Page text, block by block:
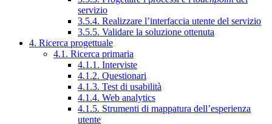
servizio
3.5.4. Realizzare l’interfaccia utente del servizio
3.5.5. Validare la soluzione ottenuta
4. Ricerca progettuale
4.1. Ricerca primaria
4.1.1. Interviste
4.1.2. Questionari
4.1.3. Test di usabilità
4.1.4. Web analytics
4.1.5. Strumenti di mappatura dell’esperienza
utente